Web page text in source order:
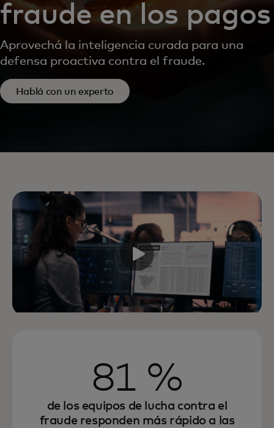
fraude en los pagos
Aprovechá la inteligencia curada para una
defensa proactiva contra el fraude.
Hablá con un experto
81 %
de los equipos de lucha contra el
fraude responden más rápido a las